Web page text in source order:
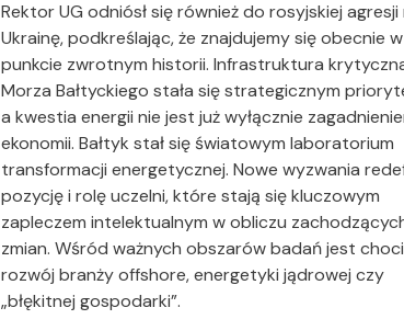
Rektor UG odniósł się również do rosyjskiej agresji
Ukrainę, podkreślając, że znajdujemy się obecnie w
punkcie zwrotnym historii. Infrastruktura
Morza Bałtyckiego stała się strategicznym
a kwestia energii nie jest już wyłącznie
ekonomii. Bałtyk stał się światowym laboratorium
transformacji energetycznej. Nowe wyzwania
pozycję i rolę uczelni, które stają się kluczowym
zapleczem intelektualnym w obliczu
zmian. Wśród ważnych obszarów badań jest
rozwój branży offshore, energetyki jądrowej czy
„błękitnej gospodarki”.